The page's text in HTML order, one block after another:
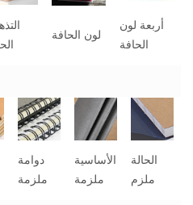
لون الحافة
أربعة لون
الحافة
دوامة
ملزمة
الأساسية
ملزمة
الحالة
ملزم